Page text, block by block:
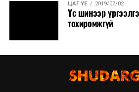
ЦАГ ҮЕ 2019/07/02
Үс шинээр
тохиромжгүй